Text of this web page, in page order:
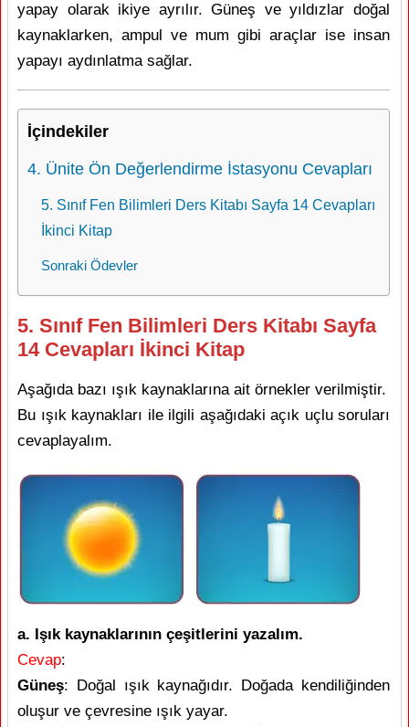
yapay olarak ikiye ayrılır. Güneş ve yıldızlar doğal
kaynaklarken, ampul ve mum gibi araçlar ise insan
yapayı aydınlatma sağlar.
İçindekiler
4. Ünite Ön Değerlendirme İstasyonu Cevapları
5. Sınıf Fen Bilimleri Ders Kitabı Sayfa 14 Cevapları
İkinci Kitap
Sonraki Ödevler
5. Sınıf Fen Bilimleri Ders Kitabı Sayfa
14 Cevapları İkinci Kitap
Aşağıda bazı ışık kaynaklarına ait örnekler verilmiştir.
Bu ışık kaynakları ile ilgili aşağıdaki açık uçlu soruları
cevaplayalım.
a. Işık kaynaklarının çeşitlerini yazalım.
Cevap:
Güneş: Doğal ışık kaynağıdır. Doğada kendiliğinden
oluşur ve çevresine ışık yayar.